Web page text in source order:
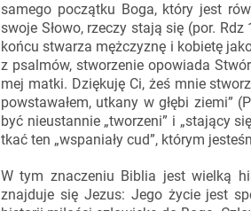
samego początku Boga, który jest
swoje Słowo, rzeczy stają się (por.
końcu stwarza mężczyznę i kobietę
z psalmów, stworzenie opowiada
mej matki. Dziękuję Ci, żeś mnie
powstawałem, utkany w głębi ziemi”
być nieustannie „tworzeni” i „stający
tkać ten „wspaniały cud”, którym
W tym znaczeniu Biblia jest wielką
znajduje się Jezus: Jego życie jest